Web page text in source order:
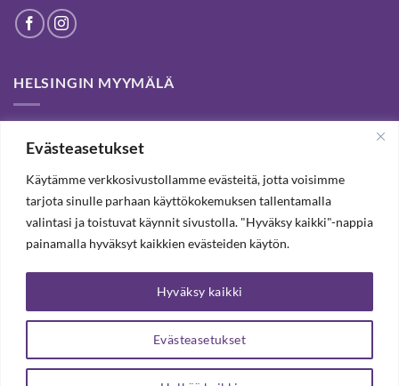
Evästeasetukset
Käytämme verkkosivustollamme evästeitä, jotta voisimme
tarjota sinulle parhaan käyttökokemuksen tallentamalla
valintasi ja toistuvat käynnit sivustolla. "Hyväksy kaikki"-nappia
painamalla hyväksyt kaikkien evästeiden käytön.
Evästeasetukset
Hyväksy kaikki
HELSINGIN MYYMÄLÄ
customers for passed years and welcome you to our Tampere
shop and webstore.
TILAA UUTISKIRJE, SAAT 20% ALENNUKSEN
TILAA UUTISKIRJEEMME